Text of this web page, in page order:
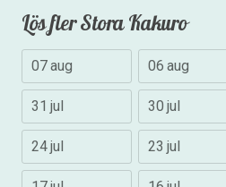
Lös fler Stora Kakuro
07 aug 06 aug
31 jul 30 jul
24 jul 23 jul